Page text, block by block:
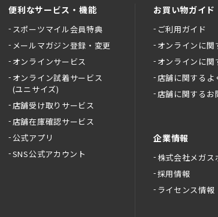
便利なサービス・機能
スポーツマイル会員特典
メールマガジン登録・変更
オンラインサービス
オンライン試着サービス
(ユニサイズ)
店舗受け取りサービス
店舗在庫確認サービス
公式アプリ
SNS公式アカウント
お買い物ガイド
ご利用ガイド
オンラインに関
オンラインに関
店舗に関するよ
店舗に関するお
企業情報
株式会社メガス
採用情報
ライセンス情報